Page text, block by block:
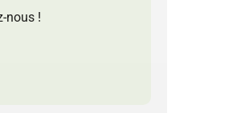
nous !